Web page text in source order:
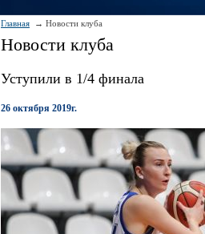
Главная Новости клуба
Новости клуба
Уступили в 1/4 финала
26 октября 2019г.